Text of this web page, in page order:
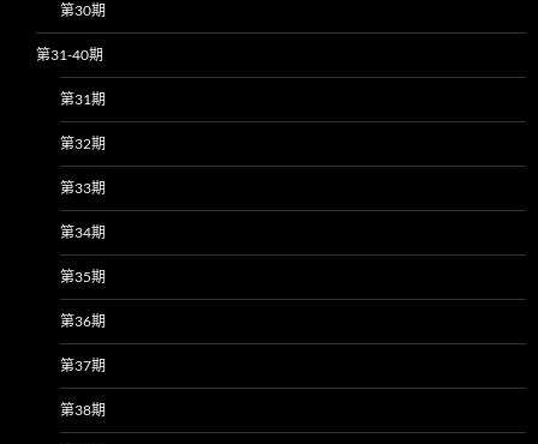
第30期
第31-40期
第31期
第32期
第33期
第34期
第35期
第36期
第37期
第38期